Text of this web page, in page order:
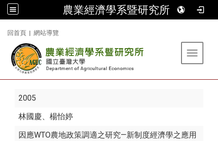
農業經濟學系暨研究所
回首頁 | 網站導覽
Toggle
2005
林國慶、楊怡婷
因應WTO農地政策調適之研究—新制度經濟學之應用